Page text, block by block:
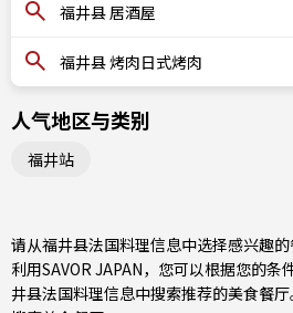
福井县 居酒屋
福井县 烤肉日式烤肉
人气地区与类别
福井站
请从福井县法国料理信息中选择感兴趣的
利用SAVOR JAPAN，您可以根据您的
井县法国料理信息中搜索推荐的美食餐厅